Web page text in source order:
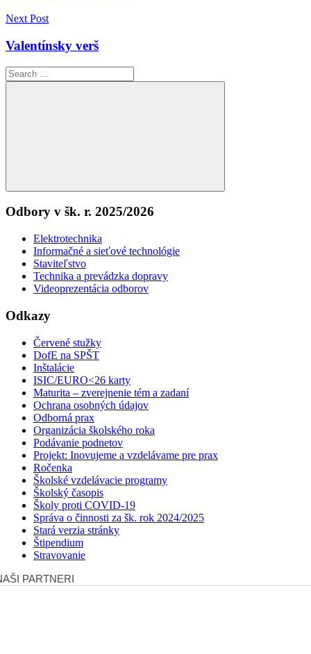
Next Post
Valentínsky verš
Search
for:
Search
Odbory v šk. r. 2025/2026
Elektrotechnika
Informačné a sieťové technológie
Staviteľstvo
Technika a prevádzka dopravy
Videoprezentácia odborov
Odkazy
Červené stužky
DofE na SPŠT
Inštalácie
ISIC/EURO<26 karty
Maturita – zverejnenie tém a zadaní
Ochrana osobných údajov
Odborná prax
Organizácia školského roka
Podávanie podnetov
Projekt: Inovujeme a vzdelávame pre prax
Ročenka
Školské vzdelávacie programy
Školský časopis
Školy proti COVID-19
Správa o činnosti za šk. rok 2024/2025
Stará verzia stránky
Štipendium
Stravovanie